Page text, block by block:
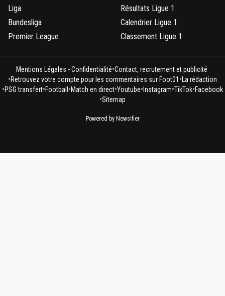
Liga
Bundesliga
Premier League
Résultats Ligue 1
Calendrier Ligue 1
Classement Ligue 1
Mentions Légales - Confidentialité•Contact, recrutement et publicité
•Retrouvez votre compte pour les commentaires sur Foot01 •La rédaction
•PSG transfert•Football •Match en direct•Youtube• Instagram•TikTok•Facebook
•Sitemap
Powered by Newsifier